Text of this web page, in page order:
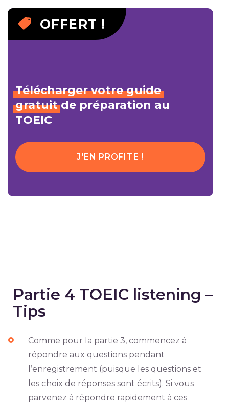
OFFERT !
Télécharger votre guide
gratuitde préparation au
TOEIC
J'EN PROFITE !
Partie 4 TOEIC listening –
Tips
Comme pour la partie 3, commencez à
répondre aux questions pendant
l’enregistrement (puisque les questions et
les choix de réponses sont écrits). Si vous
parvenez à répondre rapidement à ces